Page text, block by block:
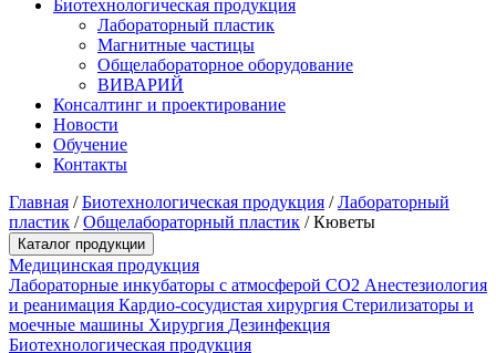
Биотехнологическая продукция
Лабораторный пластик
Магнитные частицы
Общелабораторное оборудование
ВИВАРИЙ
Консалтинг и проектирование
Новости
Обучение
Контакты
Главная /Биотехнологическая продукция /Лабораторный
пластик /Общелабораторный пластик /Кюветы
Каталог продукции
Медицинская продукция
Лабораторные инкубаторы с атмосферой CO2 Анестезиология
и реанимация Кардио-сосудистая хирургия Стерилизаторы и
моечные машины Хирургия Дезинфекция
Биотехнологическая продукция